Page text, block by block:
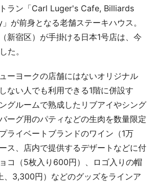
ラン「Carl Luger's Cafe, Billiards
が前身となる老舗ステーキハウス。
新宿区）が手掛ける日本1号店は、今
た。
ーヨークの店舗にはないオリジナル
ない人でも利用できる1階に併設す
グルームで熟成したリブアイやシング
ーグ用のパティなどの生肉を数量限定
ライベートブランドのワイン（1万
ス、店内で提供するデザートなどに付
コ（5枚入り600円）、ロゴ入りの帽
、3,300円）などのグッズをラインア